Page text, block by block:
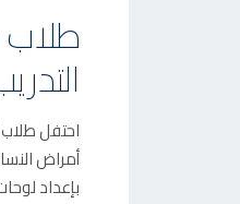
E
D
O
N
طلاب
احتفل
أمراض
بإعداد